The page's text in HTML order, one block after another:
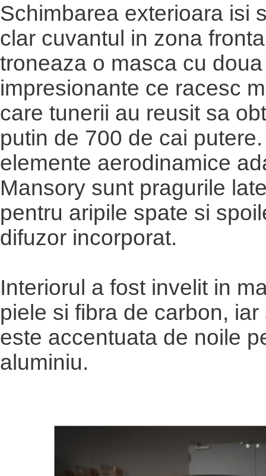
Schimbarea exterioara isi
clar cuvantul in zona
troneaza o masca cu
impresionante ce racesc
care tunerii au reusit sa
putin de 700 de cai
elemente aerodinamice
Mansory sunt pragurile
pentru aripile spate si
difuzor incorporat.
Interiorul a fost invelit in
piele si fibra de carbon,
este accentuata de noile
aluminiu.